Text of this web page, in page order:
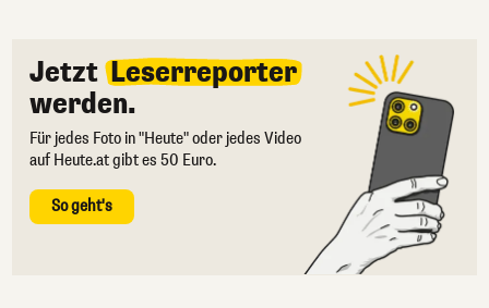
Jetzt Leserreporter
werden.
Für jedes Foto in "Heute" oder jedes Video
auf Heute.at gibt es 50 Euro.
So geht's